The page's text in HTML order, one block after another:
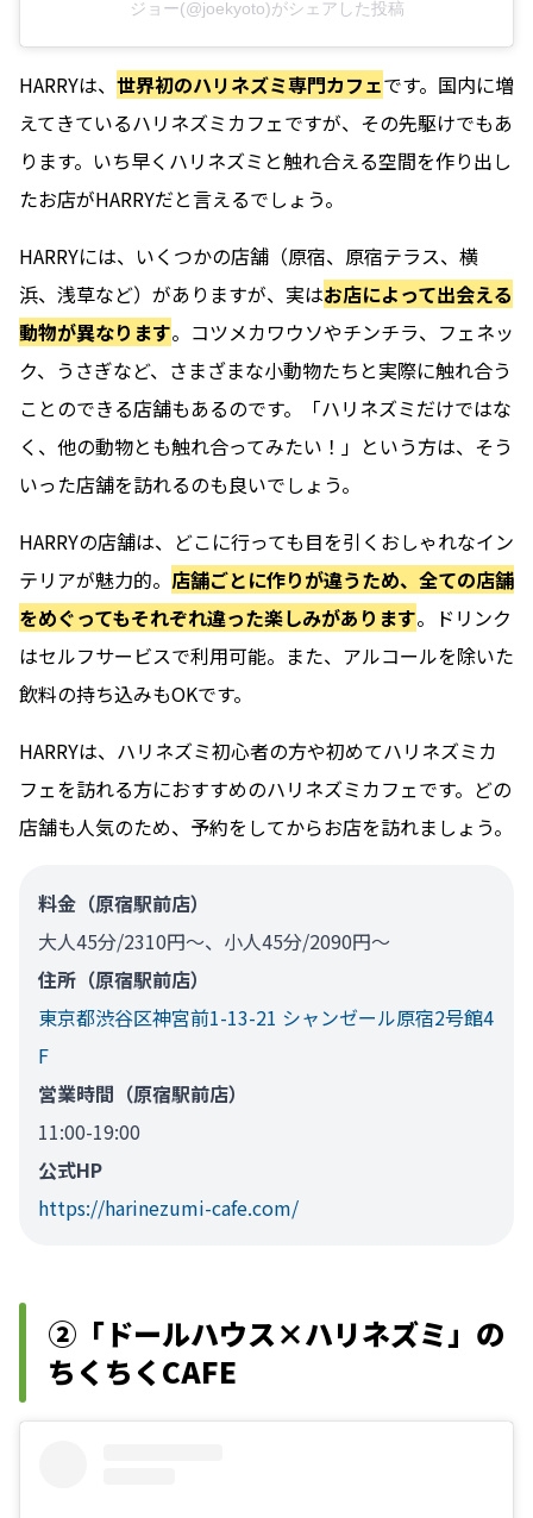
ジョー(@joekyoto)がシェアした投稿
HARRYは、 世界初のハリネズミ専門カフェです。国内に増
えてきているハリネズミカフェですが、その先駆けでもあ
ります。いち早くハリネズミと触れ合える空間を作り出し
たお店がHARRYだと言えるでしょう。
HARRYには、いくつかの店舗（原宿、原宿テラス、横
浜、浅草など）がありますが、実はお店によって出会える
動物が異なります。コツメカワウソやチンチラ、フェネッ
ク、うさぎなど、さまざまな小動物たちと実際に触れ合う
ことのできる店舗もあるのです。「ハリネズミだけではな
く、他の動物とも触れ合ってみたい！」という方は、そう
いった店舗を訪れるのも良いでしょう。
HARRYの店舗は、どこに行っても目を引くおしゃれなイン
テリアが魅力的。 店舗ごとに作りが違うため、全ての店舗
をめぐってもそれぞれ違った楽しみがあります。ドリンク
はセルフサービスで利用可能。また、アルコールを除いた
飲料の持ち込みもOKです。
HARRYは、ハリネズミ初心者の方や初めてハリネズミカ
フェを訪れる方におすすめのハリネズミカフェです。どの
店舗も人気のため、予約をしてからお店を訪れましょう。
料金（原宿駅前店）
大人45分/2310円〜、小人45分/2090円〜
住所（原宿駅前店）
東京都渋谷区神宮前1-13-21 シャンゼール原宿2号館4
F
営業時間（原宿駅前店）
11:00-19:00
公式HP
https://harinezumi-cafe.com/
②「ドールハウス×ハリネズミ」の
ちくちくCAFE